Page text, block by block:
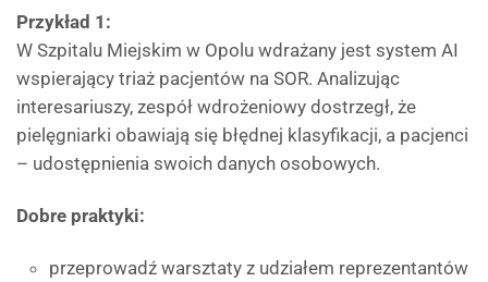
Przykład 1:
W Szpitalu Miejskim w Opolu wdrażany jest system AI
wspierający triaż pacjentów na SOR. Analizując
interesariuszy, zespół wdrożeniowy dostrzegł, że
pielęgniarki obawiają się błędnej klasyfikacji, a pacjenci
– udostępnienia swoich danych osobowych.
Dobre praktyki:
przeprowadź warsztaty z udziałem reprezentantów